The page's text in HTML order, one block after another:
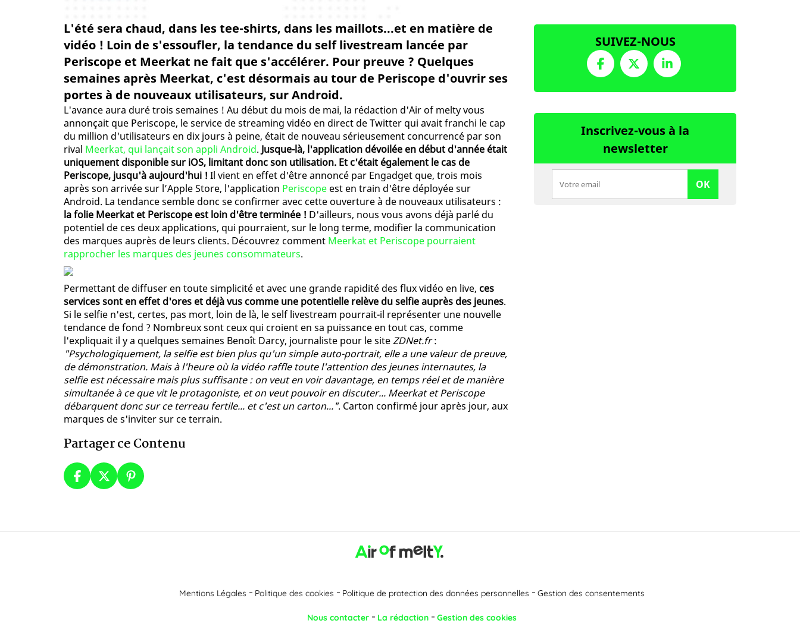
L'été sera chaud, dans les tee-shirts, dans les maillots...et en matière de
vidéo ! Loin de s'essoufler, la tendance du self livestream lancée par
Periscope et Meerkat ne fait que s'accélérer. Pour preuve ? Quelques
semaines après Meerkat, c'est désormais au tour de Periscope d'ouvrir ses
portes à de nouveaux utilisateurs, sur Android.
L'avance aura duré trois semaines ! Au début du mois de mai, la rédaction d'Air of melty vous
annonçait que Periscope, le service de streaming vidéo en direct de Twitter qui avait franchi le cap
du million d'utilisateurs en dix jours à peine, était de nouveau sérieusement concurrencé par son
rival Meerkat, qui lançait son appli Android. Jusque-là, l'application dévoilée en début d'année était
uniquement disponible sur iOS, limitant donc son utilisation. Et c'était également le cas de
Periscope, jusqu'à aujourd'hui ! Il vient en effet d'être annoncé par Engadget que, trois mois
après son arrivée sur l’Apple Store, l'application Periscope est en train d'être déployée sur
Android. La tendance semble donc se confirmer avec cette ouverture à de nouveaux utilisateurs :
la folie Meerkat et Periscope est loin d'être terminée ! D'ailleurs, nous vous avons déjà parlé du
potentiel de ces deux applications, qui pourraient, sur le long terme, modifier la communication
des marques auprès de leurs clients. Découvrez comment Meerkat et Periscope pourraient
rapprocher les marques des jeunes consommateurs.
Permettant de diffuser en toute simplicité et avec une grande rapidité des flux vidéo en live, ces
services sont en effet d'ores et déjà vus comme une potentielle relève du selfie auprès des jeunes.
Si le selfie n'est, certes, pas mort, loin de là, le self livestream pourrait-il représenter une nouvelle
tendance de fond ? Nombreux sont ceux qui croient en sa puissance en tout cas, comme
l'expliquait il y a quelques semaines Benoît Darcy, journaliste pour le siteZDNet.fr:
"Psychologiquement, la selfie est bien plus qu'un simple auto-portrait, elle a une valeur de preuve,
de démonstration. Mais à l'heure où la vidéo raffle toute l'attention des jeunes internautes, la
selfie est nécessaire mais plus suffisante : on veut en voir davantage, en temps réel et de manière
simultanée à ce que vit le protagoniste, et on veut pouvoir en discuter... Meerkat et Periscope
débarquent donc sur ce terreau fertile... et c'est un carton...". Carton confirmé jour après jour, aux
marques de s'inviter sur ce terrain.
Partager ce Contenu
SUIVEZ-NOUS
Inscrivez-vous à la
newsletter
OK
Mentions Légales Politique des cookies Politique de protection des données personnelles Gestion des consentements
Nous contacter La rédaction Gestion des cookies